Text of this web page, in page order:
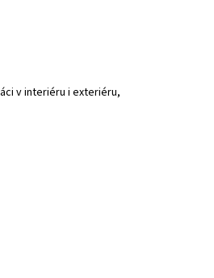
v interiéru i exteriéru,